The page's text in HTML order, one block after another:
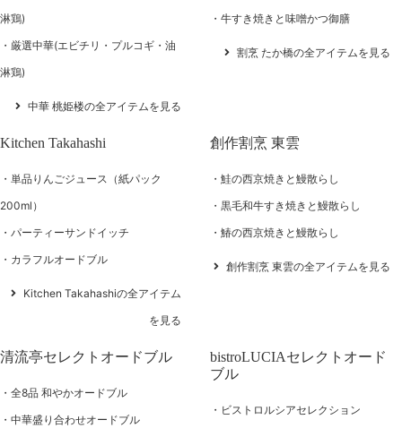
淋鶏)
厳選中華(エビチリ・プルコギ・油
淋鶏)
中華 桃姫楼の全アイテムを見る
牛すき焼きと味噌かつ御膳
割烹 たか橋の全アイテムを見る
Kitchen Takahashi
単品りんごジュース（紙パック
200ml）
パーティーサンドイッチ
カラフルオードブル
Kitchen Takahashiの全アイテム
を見る
創作割烹 東雲
鮭の西京焼きと鰻散らし
黒毛和牛すき焼きと鰻散らし
鰆の西京焼きと鰻散らし
創作割烹 東雲の全アイテムを見る
清流亭セレクトオードブル
全8品 和やかオードブル
中華盛り合わせオードブル
bistroLUCIAセレクトオード
ブル
ビストロルシアセレクション